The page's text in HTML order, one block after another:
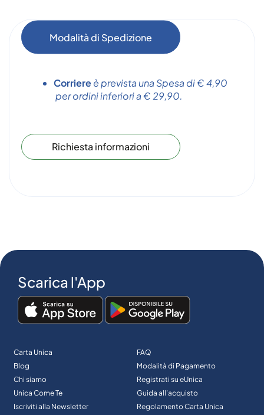
Modalità di Spedizione
Corriereè prevista una Spesa di € 4,90
per ordini inferiori a € 29,90.
Richiesta informazioni
Scarica l'App
Carta Unica
Blog
Chi siamo
Unica Come Te
Iscriviti alla Newsletter
FAQ
Modalità di Pagamento
Registrati su eUnica
Guida all’acquisto
Regolamento Carta Unica